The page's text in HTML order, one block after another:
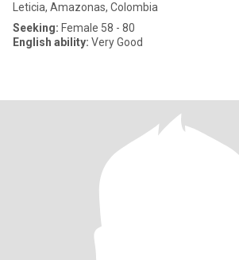
Leticia, Amazonas, Colombia
Seeking: Female 58 - 80
English ability: Very Good